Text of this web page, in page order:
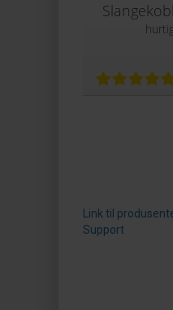
Link til
Support